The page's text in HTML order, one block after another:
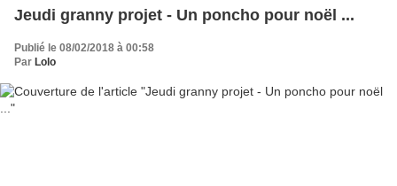
Jeudi granny projet - Un poncho pour noël ...
Publié le 08/02/2018 à 00:58
Par Lolo